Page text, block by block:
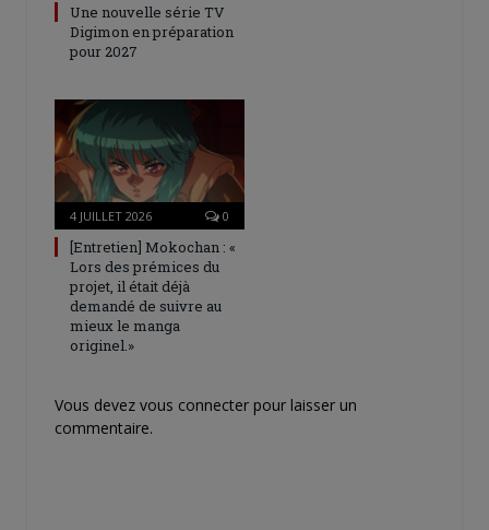
Une nouvelle série TV
Digimon en préparation
pour 2027
4 JUILLET 2026 0
[Entretien] Mokochan : «
Lors des prémices du
projet, il était déjà
demandé de suivre au
mieux le manga
originel.»
Vous devez vous connecter pour laisser un
commentaire.